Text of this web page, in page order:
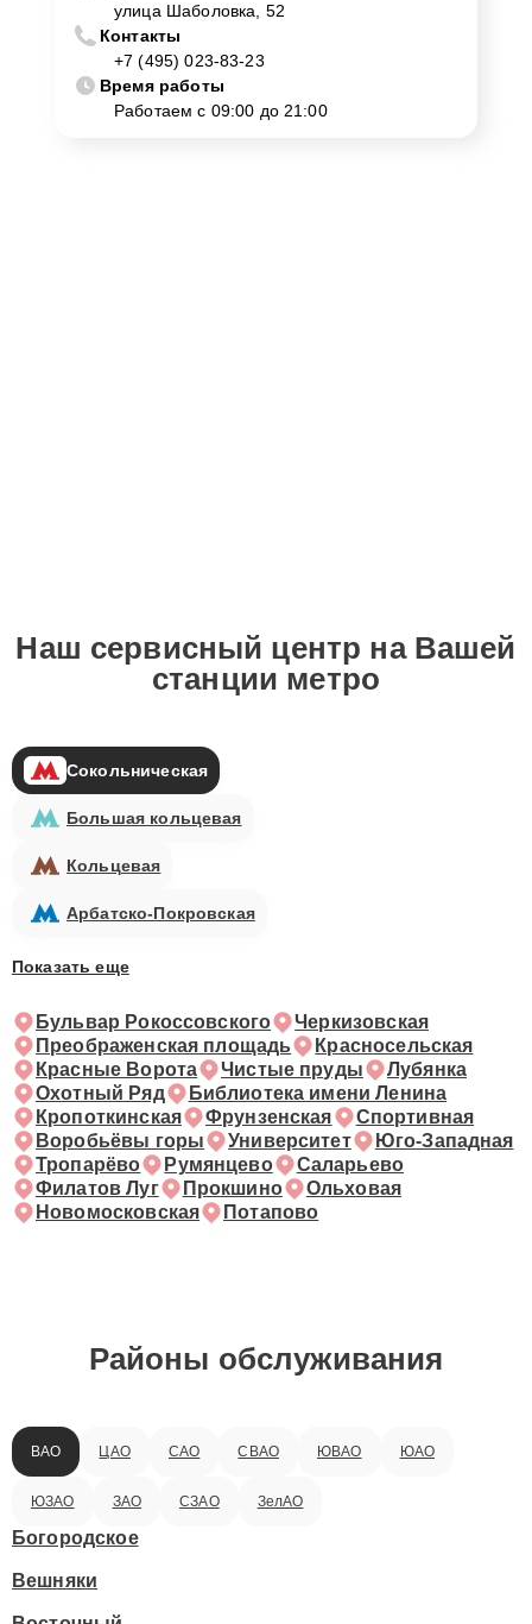
улица Шаболовка, 52
Контакты
+7 (495) 023-83-23
Время работы
Работаем с 09:00 до 21:00
Наш сервисный центр на Вашей
станции метро
Сокольническая
Большая кольцевая
Кольцевая
Арбатско-Покровская
Показать еще
Бульвар Рокоссовского
Черкизовская
Преображенская площадь
Красносельская
Красные Ворота
Чистые пруды
Лубянка
Охотный Ряд
Библиотека имени Ленина
Кропоткинская
Фрунзенская
Спортивная
Воробьёвы горы
Университет
Юго-Западная
Тропарёво
Румянцево
Саларьево
Филатов Луг
Прокшино
Ольховая
Новомосковская
Потапово
Районы обслуживания
ВАО ЦАО САО СВАО ЮВАО ЮАО
ЮЗАО ЗАО СЗАО ЗелАО
Богородское
Вешняки